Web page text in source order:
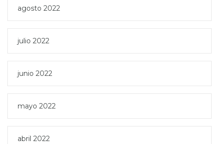
agosto 2022
julio 2022
junio 2022
mayo 2022
abril 2022